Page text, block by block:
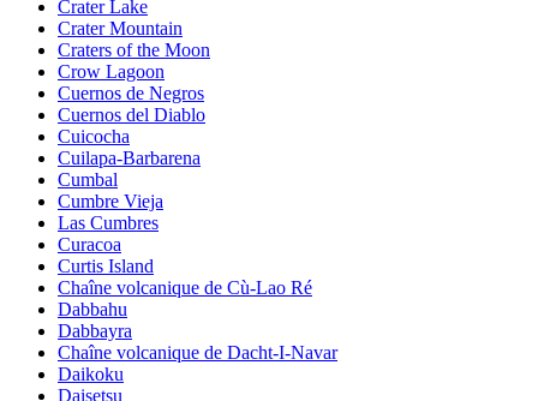
Crater Lake
Crater Mountain
Craters of the Moon
Crow Lagoon
Cuernos de Negros
Cuernos del Diablo
Cuicocha
Cuilapa-Barbarena
Cumbal
Cumbre Vieja
Las Cumbres
Curacoa
Curtis Island
Chaîne volcanique de Cù-Lao Ré
Dabbahu
Dabbayra
Chaîne volcanique de Dacht-I-Navar
Daikoku
Daisetsu